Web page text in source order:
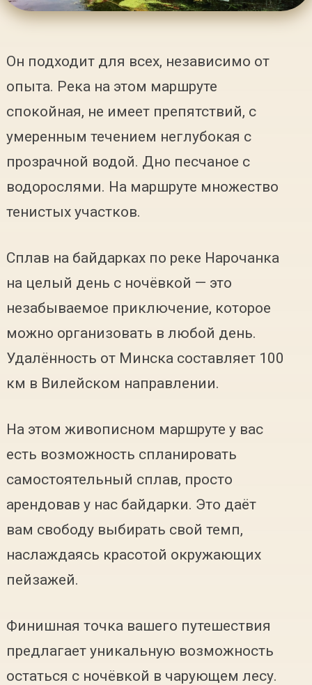
Он подходит для всех, независимо от
опыта. Река на этом маршруте
спокойная, не имеет препятствий, с
умеренным течением неглубокая с
прозрачной водой. Дно песчаное с
водорослями. На маршруте множество
тенистых участков.
Сплав на байдарках по реке Нарочанка
на целый день с ночёвкой — это
незабываемое приключение, которое
можно организовать в любой день.
Удалённость от Минска составляет 100
км в Вилейском направлении.
На этом живописном маршруте у вас
есть возможность спланировать
самостоятельный сплав, просто
арендовав у нас байдарки. Это даёт
вам свободу выбирать свой темп,
наслаждаясь красотой окружающих
пейзажей.
Финишная точка вашего путешествия
предлагает уникальную возможность
остаться с ночёвкой в чарующем лесу.